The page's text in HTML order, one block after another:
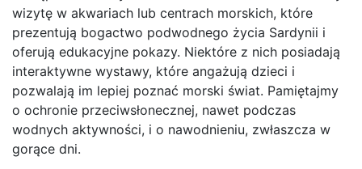
wizytę w akwariach lub centrach morskich, które
prezentują bogactwo podwodnego życia Sardynii i
oferują edukacyjne pokazy. Niektóre z nich posiadają
interaktywne wystawy, które angażują dzieci i
pozwalają im lepiej poznać morski świat. Pamiętajmy
o ochronie przeciwsłonecznej, nawet podczas
wodnych aktywności, i o nawodnieniu, zwłaszcza w
gorące dni.